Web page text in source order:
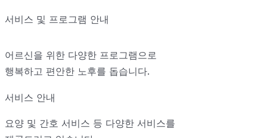
서비스 및 프로그램 안내
어르신을 위한 다양한 프로그램으로
행복하고 편안한 노후를 돕습니다.
서비스 안내
요양 및 간호 서비스 등 다양한 서비스를